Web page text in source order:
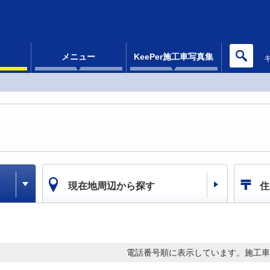
メニュー KeePer施工車写真集
現在地周辺から探す
電話番号順に表示しています。 施工